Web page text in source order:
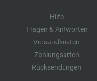
Hilfe
Fragen & Antworten
Versandkosten
Zahlungsarten
Rücksendungen